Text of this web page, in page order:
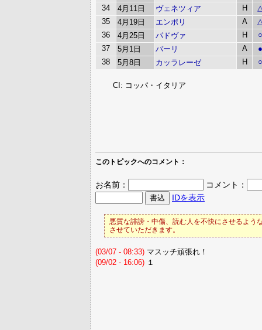
34
4月11日 ヴェネツィア H
35
4月19日 エンポリ A
36
4月25日 パドヴァ H
○
37
5月1日 バーリ A
●
38
5月8日 カッラレーゼ H ○
CI: コッパ・イタリア
このトピックへのコメント：
お名前：
コメント：
IDを表示
悪質な誹謗・中傷、読む人を不快にさせるよう
させていただきます。
(03/07 - 08:33) マスッチ頑張れ！
(09/02 - 16:06) １